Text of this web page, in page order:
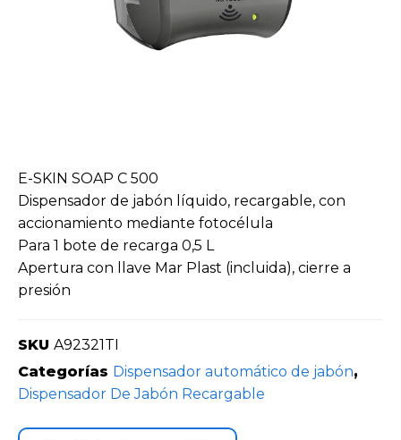
E-SKIN SOAP C 500
Dispensador de jabón líquido, recargable, con
accionamiento mediante fotocélula
Para 1 bote de recarga 0,5 L
Apertura con llave Mar Plast (incluida), cierre a
presión
SKU A92321TI
Categorías Dispensador automático de jabón,
Dispensador De Jabón Recargable